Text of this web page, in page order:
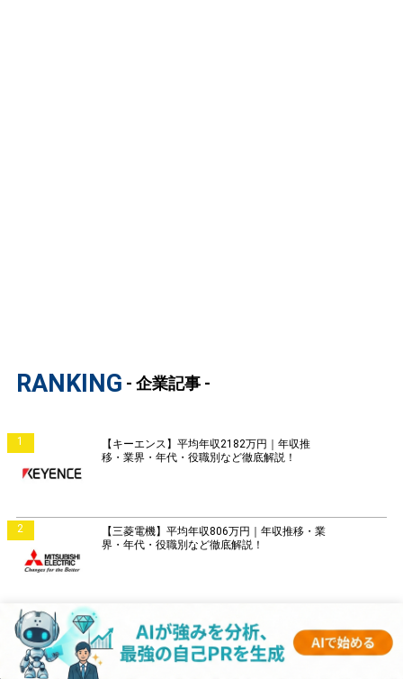
RANKING - 企業記事 -
1
【キーエンス】平均年収2182万円｜年収推
移・業界・年代・役職別など徹底解説！
2
【三菱電機】平均年収806万円｜年収推移・業
界・年代・役職別など徹底解説！
3
業界・年代・役職別など徹底解説！